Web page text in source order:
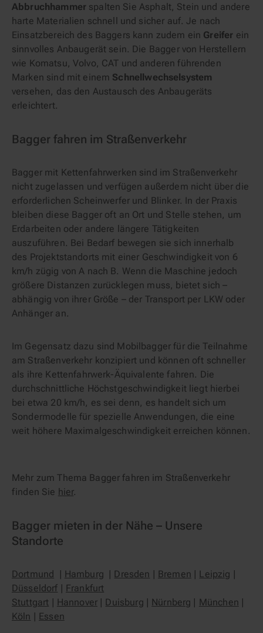
Abbruchhammer spalten Sie Asphalt, Stein und andere
harte Materialien schnell und sicher auf. Je nach
Einsatzbereich des Baggers kann zudem ein Greifer ein
sinnvolles Anbaugerät sein. Die Bagger von Herstellern
wie Komatsu, Volvo, CAT und anderen führenden
Marken sind mit einem Schnellwechselsystem
versehen, das den Austausch des Anbaugeräts
erleichtert.
Bagger fahren im Straßenverkehr
Bagger mit Kettenfahrwerken sind im Straßenverkehr
nicht zugelassen und verfügen außerdem nicht über die
erforderlichen Scheinwerfer und Blinker. In der Praxis
bleiben diese Bagger oft an Ort und Stelle stehen, um
Erdarbeiten oder andere längere Tätigkeiten
auszuführen. Bei Bedarf bewegen sie sich innerhalb
des Projektstandorts mit einer Geschwindigkeit von 6
km/h zügig von A nach B. Wenn die Maschine jedoch
größere Distanzen zurücklegen muss, bietet sich –
abhängig von ihrer Größe – der Transport per LKW oder
Anhänger an.
Im Gegensatz dazu sind Mobilbagger für die Teilnahme
am Straßenverkehr konzipiert und können oft schneller
als ihre Kettenfahrwerk-Äquivalente fahren. Die
durchschnittliche Höchstgeschwindigkeit liegt hierbei
bei etwa 20 km/h, es sei denn, es handelt sich um
Sondermodelle für spezielle Anwendungen, die eine
weit höhere Maximalgeschwindigkeit erreichen können.
Mehr zum Thema Bagger fahren im Straßenverkehr
finden Sie hier.
Bagger mieten in der Nähe – Unsere
Standorte
Dortmund | Hamburg | Dresden | Bremen | Leipzig |
Düsseldorf | Frankfurt
Stuttgart | Hannover | Duisburg | Nürnberg | München |
Köln | Essen